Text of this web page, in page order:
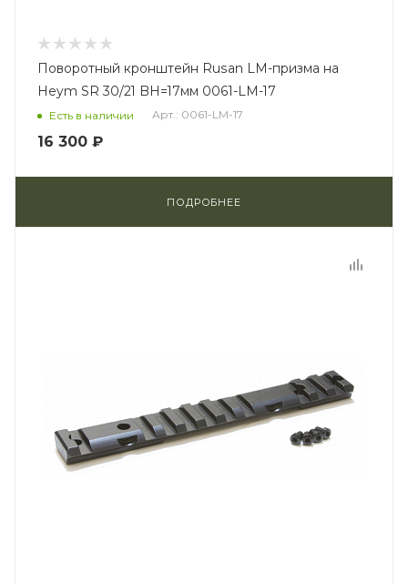
Поворотный кронштейн Rusan LM-призма на
Heym SR 30/21 BH=17мм 0061-LM-17
Есть в наличии Арт.: 0061-LM-17
16 300 ₽
ПОДРОБНЕЕ